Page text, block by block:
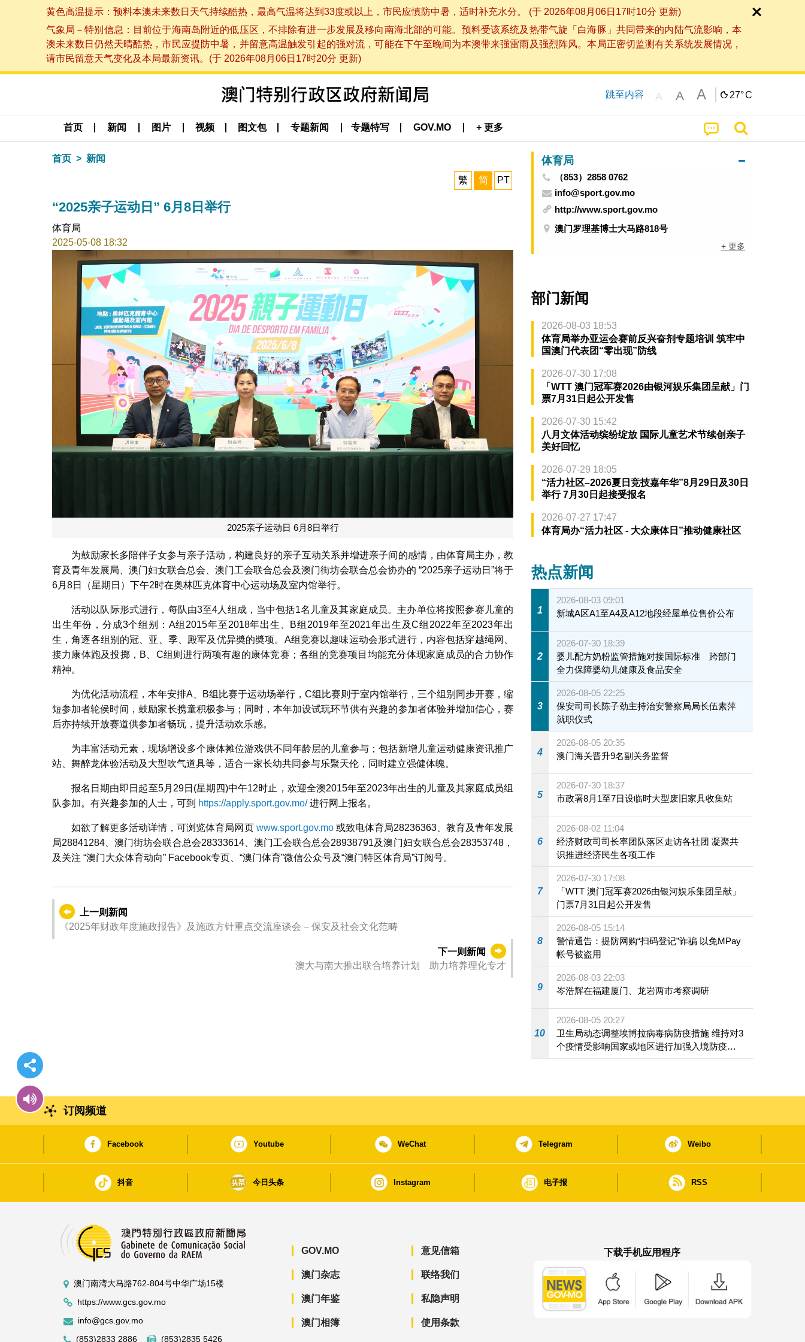
黄色高温提示：预料本澳未来数日天气持续酷热，最高气温将达到33度或以上，市民应慎防中暑，适时补充水分。 (于 2026年08月06日17时10分 更新)
气象局－特别信息：目前位于海南岛附近的低压区，不排除有进一步发展及移向南海北部的可能。预料受该系统及热带气旋「白海豚」共同带来的内陆气流影响，本
澳未来数日仍然天晴酷热，市民应提防中暑，并留意高温触发引起的强对流，可能在下午至晚间为本澳带来强雷雨及强烈阵风。本局正密切监测有关系统发展情况，
请市民留意天气变化及本局最新资讯。(于 2026年08月06日17时20分 更新)
跳至内容 A A A 27°C
首页 新闻 图片 视频 图文包 专题新闻 专题特写 GOV.MO + 更多
首页 新闻
繁 简 PT
“2025亲子运动日” 6月8日举行
体育局
2025-05-08 18:32
2025亲子运动日 6月8日举行
为鼓励家长多陪伴子女参与亲子活动，构建良好的亲子互动关系并增进亲子间的感情，由体育局主办，教
育及青年发展局、澳门妇女联合总会、澳门工会联合总会及澳门街坊会联合总会协办的 “2025亲子运动日”将于
6月8日（星期日）下午2时在奥林匹克体育中心运动场及室内馆举行。
活动以队际形式进行，每队由3至4人组成，当中包括1名儿童及其家庭成员。主办单位将按照参赛儿童的
出生年份，分成3个组别：A组2015年至2018年出生、B组2019年至2021年出生及C组2022年至2023年出
生，角逐各组别的冠、亚、季、殿军及优异奬的奬项。A组竞赛以趣味运动会形式进行，内容包括穿越绳网、
接力康体跑及投掷，B、C组则进行两项有趣的康体竞赛；各组的竞赛项目均能充分体现家庭成员的合力协作
精神。
为优化活动流程，本年安排A、B组比赛于运动场举行，C组比赛则于室内馆举行，三个组别同步开赛，缩
短参加者轮侯时间，鼓励家长携童积极参与；同时，本年加设试玩环节供有兴趣的参加者体验并增加信心，赛
后亦持续开放赛道供参加者畅玩，提升活动欢乐感。
为丰富活动元素，现场增设多个康体摊位游戏供不同年龄层的儿童参与；包括新增儿童运动健康资讯推广
站、舞醉龙体验活动及大型吹气道具等，适合一家长幼共同参与乐聚天伦，同时建立强健体魄。
报名日期由即日起至5月29日(星期四)中午12时止，欢迎全澳2015年至2023年出生的儿童及其家庭成员组
队参加。有兴趣参加的人士，可到 https://apply.sport.gov.mo/进行网上报名。
如欲了解更多活动详情，可浏览体育局网页 www.sport.gov.mo或致电体育局28236363、教育及青年发展
局28841284、澳门街坊会联合总会28333614、澳门工会联合总会28938791及澳门妇女联合总会28353748，
及关注 “澳门大众体育动向” Facebook专页、“澳门体育”微信公众号及“澳门特区体育局”订阅号。
上一则新闻
《2025年财政年度施政报告》及施政方针重点交流座谈会 – 保安及社会文化范畴
下一则新闻
澳大与南大推出联合培养计划 助力培养理化专才
体育局
（853）2858 0762
info@sport.gov.mo
http://www.sport.gov.mo
澳门罗理基博士大马路818号
+ 更多
部门新闻
2026-08-03 18:53
体育局举办亚运会赛前反兴奋剂专题培训 筑牢中
国澳门代表团“零出现”防线
2026-07-30 17:08
「WTT 澳门冠军赛2026由银河娱乐集团呈献」门
票7月31日起公开发售
2026-07-30 15:42
八月文体活动缤纷绽放 国际儿童艺术节续创亲子
美好回忆
2026-07-29 18:05
“活力社区–2026夏日竞技嘉年华”8月29日及30日
举行 7月30日起接受报名
2026-07-27 17:47
体育局办“活力社区 - 大众康体日”推动健康社区
热点新闻
1
2026-08-03 09:01
新城A区A1至A4及A12地段经屋单位售价公布
2
2026-07-30 18:39
婴儿配方奶粉监管措施对接国际标准 跨部门
全力保障婴幼儿健康及食品安全
3
2026-08-05 22:25
保安司司长陈子劲主持治安警察局局长伍素萍
就职仪式
4
2026-08-05 20:35
澳门海关晋升9名副关务监督
5
2026-07-30 18:37
市政署8月1至7日设临时大型废旧家具收集站
6
2026-08-02 11:04
经济财政司司长率团队落区走访各社团 凝聚共
识推进经济民生各项工作
7
2026-07-30 17:08
「WTT 澳门冠军赛2026由银河娱乐集团呈献」
门票7月31日起公开发售
8
2026-08-05 15:14
警情通告：提防网购“扫码登记”诈骗 以免MPay
帐号被盗用
9
2026-08-03 22:03
岑浩辉在福建厦门、龙岩两市考察调研
10
2026-08-05 20:27
卫生局动态调整埃博拉病毒病防疫措施 维持对3
个疫情受影响国家或地区进行加强入境防疫措
施
订阅频道
Facebook Youtube WeChat Telegram Weibo
抖音 今日头条 Instagram 电子报 RSS
澳门南湾大马路762-804号中华广场15楼
https://www.gcs.gov.mo
info@gcs.gov.mo
(853)2833 2886
(853)2835 5426
GOV.MO
澳门杂志
澳门年鉴
澳门相簿
意见信箱
联络我们
私隐声明
使用条款
下载手机应用程序